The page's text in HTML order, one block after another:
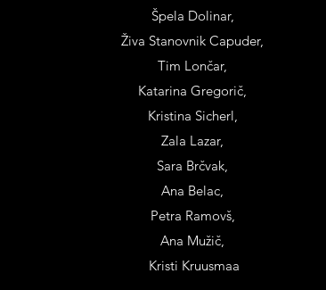
Špela Dolinar,
Živa Stanovnik Capuder,
Tim Lončar,
Katarina Gregorič,
Kristina Sicherl,
Zala Lazar,
Sara Brčvak,
Ana Belac,
Petra Ramovš,
Ana Mužič,
Kristi Kruusmaa